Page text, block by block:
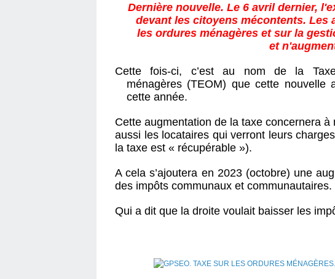
Dernière nouvelle. Le 6 avril dernier,
devant les citoyens mécontents. Les
les ordures ménagères et sur la
et
Cette fois-ci, c’est au nom de la
ménagères (TEOM) que cette nouvelle
cette année.
Cette augmentation de la taxe concernera
aussi les locataires qui verront leurs
la taxe est « récupérable »).
A cela s’ajoutera en 2023 (octobre) une
des impôts communaux et communautaires.
Qui a dit que la droite voulait baisser les